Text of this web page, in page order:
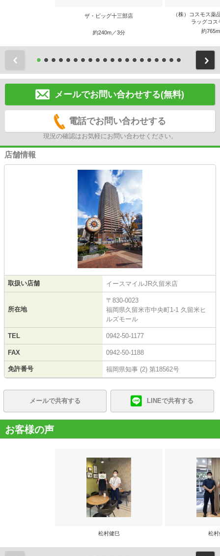
ザ・ビッグ十三部店
約240m／3分
（株）コスモス薬
ラッグコス
約
メールでお問い合わせする(無料)
電話でお問い合わせする
現況の確認はお気軽にお問い合わせください。
店舗情報
取扱い店舗 イースマイルJR久留米店
所在地
〒830-0023
福岡県久留米市中央町1-1 久留米ヒ
ルズモール
TEL 0942-50-1177
FAX 0942-50-1188
免許番号 福岡県知事 (2) 第18562号
メールで共有する LINEで共有する
お客様の声
松村健巳 松村